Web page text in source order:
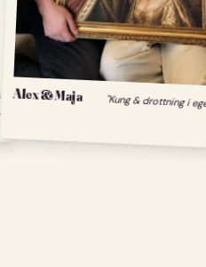
Alex & Maja "Kung & drottning i